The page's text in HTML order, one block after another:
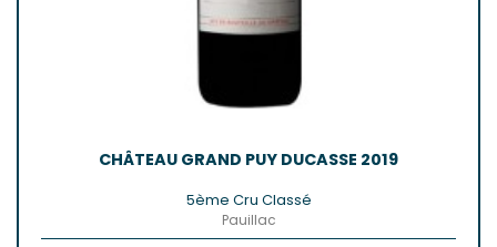
CHÂTEAU GRAND PUY DUCASSE 2019
5ème Cru Classé
Pauillac